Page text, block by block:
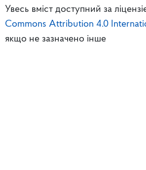
Увесь вміст доступний за
Commons Attribution 4.0
якщо не зазначено інше